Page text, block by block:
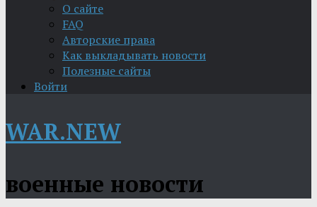
О сайте
FAQ
Авторские права
Как выкладывать новости
Полезные сайты
Войти
WAR.NEW
военные новости